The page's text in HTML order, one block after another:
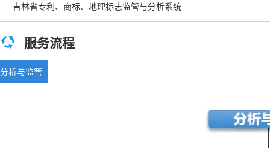
吉林省专利、商标、地理标志监管与分析系统
服务流程
分析与监管